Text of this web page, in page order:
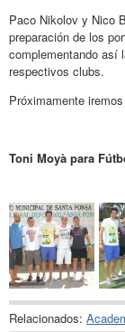
Paco Nikolov y Nico
preparación de los
complementando así
respectivos clubs.
Próximamente
Toni Moyà para
Relacionados: